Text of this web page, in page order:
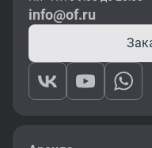
info@of.ru